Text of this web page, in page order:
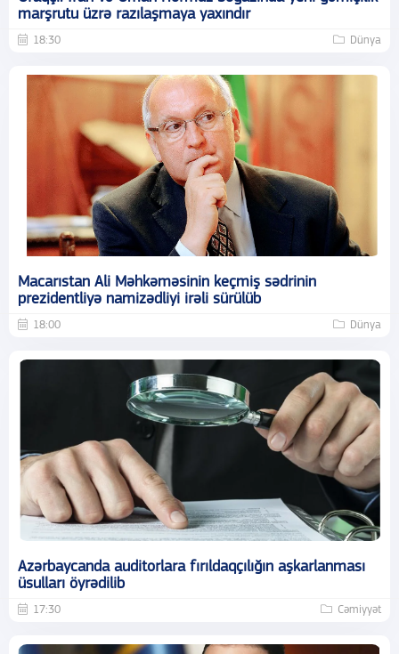
marşrutu üzrə razılaşmaya yaxındır
18:30 Dünya
Macarıstan Ali Məhkəməsinin keçmiş sədrinin
prezidentliyə namizədliyi irəli sürülüb
18:00 Dünya
Azərbaycanda auditorlara fırıldaqçılığın aşkarlanması
üsulları öyrədilib
17:30 Cəmiyyət